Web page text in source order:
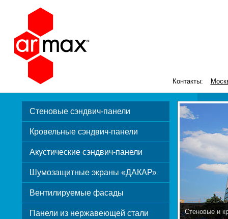
Контакты:
Стеновые сэндвич-панели
Кровельные сэндвич-панели
Акустические сэндвич-панели
Шумозащитные экраны «ДАКАР»
Вентилируемые фасады
Панели из нержавеющей стали Стеновые и